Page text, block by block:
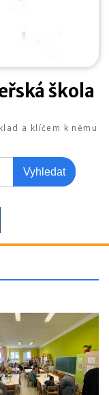
škola
a klíčem k němu